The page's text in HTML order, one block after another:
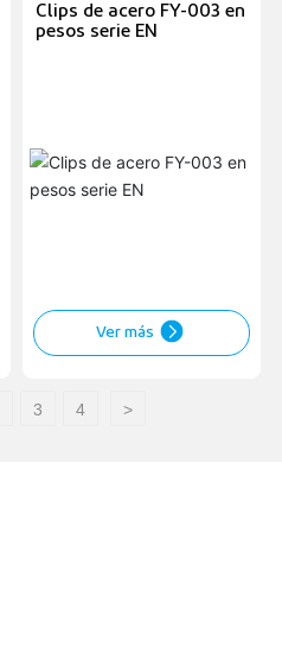
Clips de acero FY-003 en
pesos serie EN
Ver más
3 4 >